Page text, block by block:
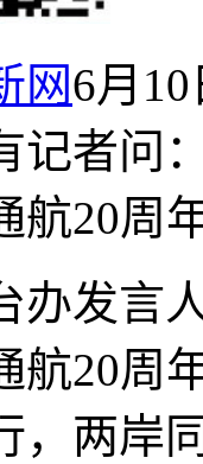
网6月
记者问
航20周
言人
航20周
，两岸